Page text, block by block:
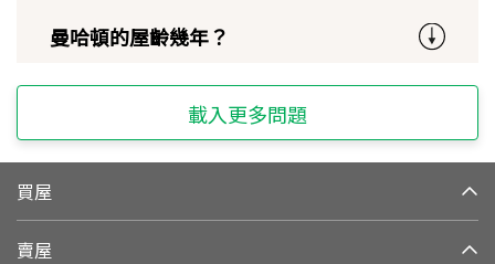
曼哈頓的屋齡幾年？
載入更多問題
買屋
賣屋